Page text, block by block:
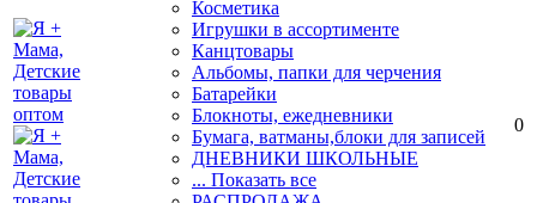
Косметика
Игрушки в ассортименте
Канцтовары
Альбомы, папки для черчения
Батарейки
Блокноты, ежедневники
Бумага, ватманы,блоки для записей
ДНЕВНИКИ ШКОЛЬНЫЕ
... Показать все
0